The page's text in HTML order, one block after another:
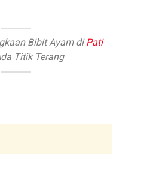
Bibit Ayam diPati
Titik Terang